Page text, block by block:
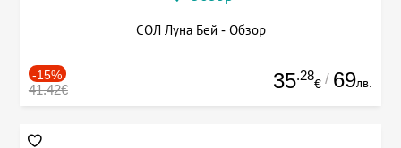
СОЛ Луна Бей - Обзор
-15%
41.42€ 35.28
€ / 69лв.